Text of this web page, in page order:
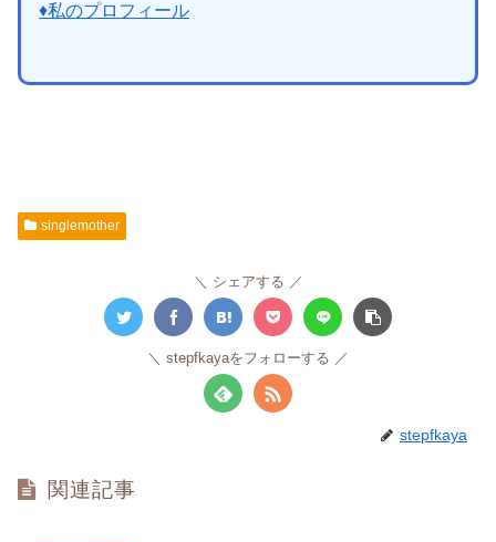
♦私のプロフィール
singlemother
シェアする
stepfkayaをフォローする
stepfkaya
関連記事